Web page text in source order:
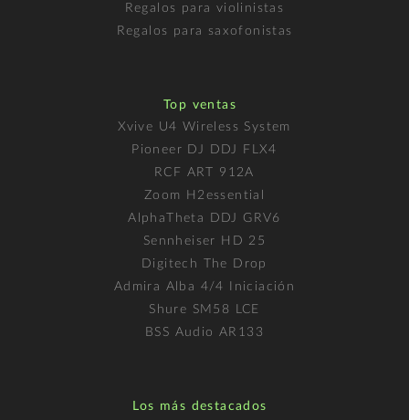
Regalos para violinistas
Regalos para saxofonistas
Top ventas
Xvive U4 Wireless System
Pioneer DJ DDJ FLX4
RCF ART 912A
Zoom H2essential
AlphaTheta DDJ GRV6
Sennheiser HD 25
Digitech The Drop
Admira Alba 4/4 Iniciación
Shure SM58 LCE
BSS Audio AR133
Los más destacados